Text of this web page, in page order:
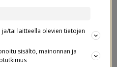
tai laitteella olevien tietojen
sisältö, mainonnan ja